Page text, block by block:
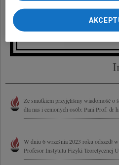
Ze smutkiem przyjęliśmy wiadomość o
dla nas i cenionych osób: Pani Prof. dr
W dniu 6 września 2023 roku odszedł
Profesor Instytutu Fizyki Teoretycznej